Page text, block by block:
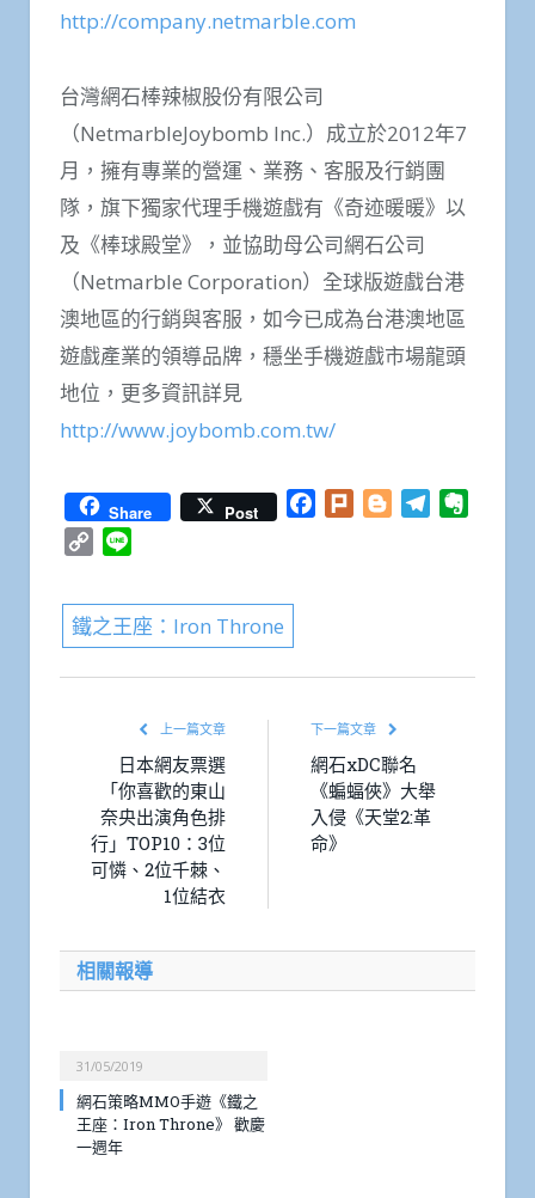
http://company.netmarble.com
台灣網石棒辣椒股份有限公司
（NetmarbleJoybomb Inc.）成立於2012年7
月，擁有專業的營運、業務、客服及行銷團
隊，旗下獨家代理手機遊戲有《奇迹暖暖》以
及《棒球殿堂》，並協助母公司網石公司
（Netmarble Corporation）全球版遊戲台港
澳地區的行銷與客服，如今已成為台港澳地區
遊戲產業的領導品牌，穩坐手機遊戲市場龍頭
地位，更多資訊詳見
http://www.joybomb.com.tw/
Share Post Facebook
Plurk BloggerTelegram
Copy
鐵之王座：Iron Throne
上一篇文章
日本網友票選
「你喜歡的東山
奈央出演角色排
行」TOP10：3位
可憐、2位千棘、
1位結衣
下一篇文章
網石xDC聯名
《蝙蝠俠》大舉
入侵《天堂2:革
命》
相關報導
31/05/2019
網石策略MMO手遊《鐵之
王座：Iron Throne》 歡慶
一週年